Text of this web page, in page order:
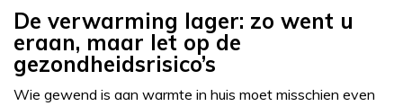
De verwarming lager: zo went u
eraan, maar let op de
gezondheidsrisico’s
Wie gewend is aan warmte in huis moet misschien even